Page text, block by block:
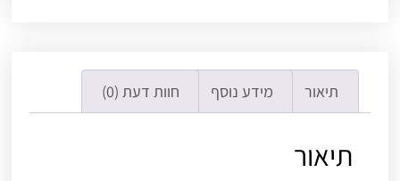
תיאור מידע נוסף חוות דעת (0)
תיאור